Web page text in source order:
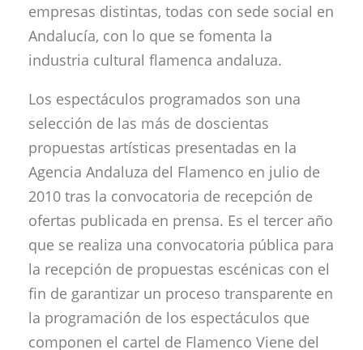
empresas distintas, todas con sede social en
Andalucía, con lo que se fomenta la
industria cultural flamenca andaluza.
Los espectáculos programados son una
selección de las más de doscientas
propuestas artísticas presentadas en la
Agencia Andaluza del Flamenco en julio de
2010 tras la convocatoria de recepción de
ofertas publicada en prensa. Es el tercer año
que se realiza una convocatoria pública para
la recepción de propuestas escénicas con el
fin de garantizar un proceso transparente en
la programación de los espectáculos que
componen el cartel de Flamenco Viene del